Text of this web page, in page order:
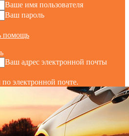
Ваше имя пользователя
Ваш пароль
помощь
Ваш адрес электронной почты
электронной почте.